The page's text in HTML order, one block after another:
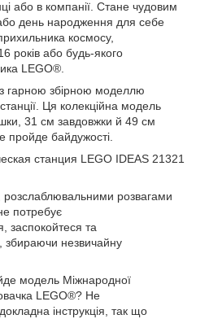
або в компанії. Стане чудовим
день народження для себе
космосу,
років або будь-якого
LEGO®.
гарною збірною моделлю
Ця колекційна модель
31 см завдовжки й 49 см
пройде байдужості.
розслаблювальними розвагами
потребує
заспокойтеся та
збираючи незвичайну
модель Міжнародної
LEGO®? Не
інструкція, так що